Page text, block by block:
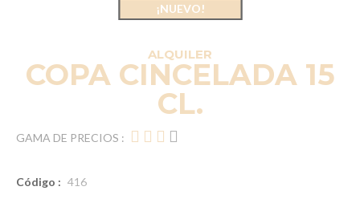
ALQUILER
COPA CINCELADA 15
CL.
GAMA DE PRECIOS :
Código : 416
¡NUEVO!